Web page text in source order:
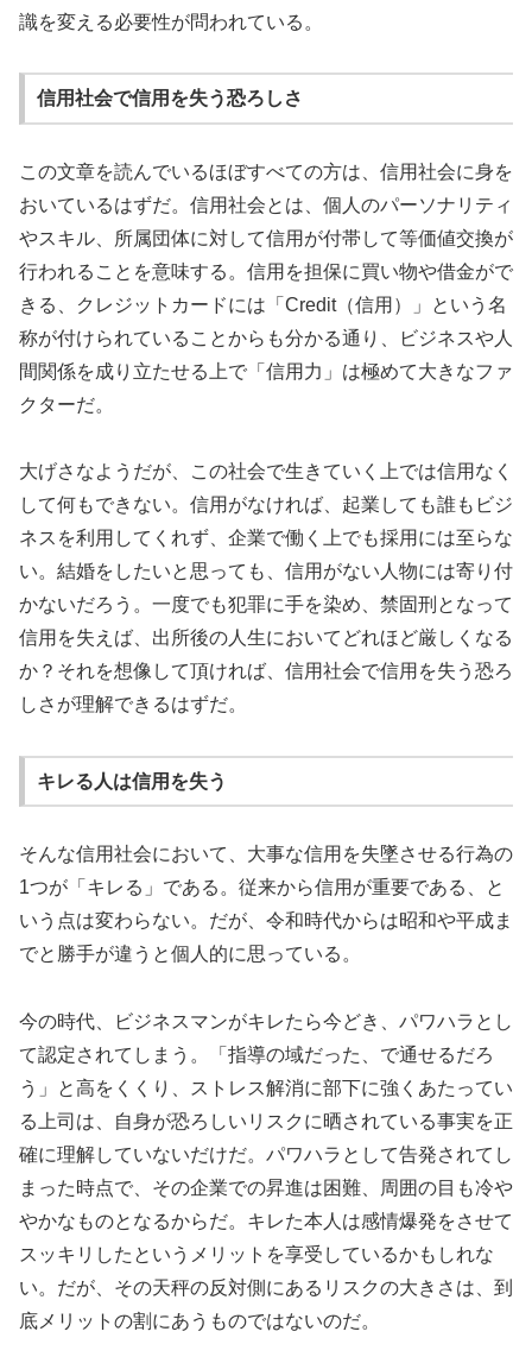
識を変える必要性が問われている。
信用社会で信用を失う恐ろしさ
この文章を読んでいるほぼすべての方は、信用社会に身を
おいているはずだ。信用社会とは、個人のパーソナリティ
やスキル、所属団体に対して信用が付帯して等価値交換が
行われることを意味する。信用を担保に買い物や借金がで
きる、クレジットカードには「Credit（信用）」という名
称が付けられていることからも分かる通り、ビジネスや人
間関係を成り立たせる上で「信用力」は極めて大きなファ
クターだ。
大げさなようだが、この社会で生きていく上では信用なく
して何もできない。信用がなければ、起業しても誰もビジ
ネスを利用してくれず、企業で働く上でも採用には至らな
い。結婚をしたいと思っても、信用がない人物には寄り付
かないだろう。一度でも犯罪に手を染め、禁固刑となって
信用を失えば、出所後の人生においてどれほど厳しくなる
か？それを想像して頂ければ、信用社会で信用を失う恐ろ
しさが理解できるはずだ。
キレる人は信用を失う
そんな信用社会において、大事な信用を失墜させる行為の
1つが「キレる」である。従来から信用が重要である、と
いう点は変わらない。だが、令和時代からは昭和や平成ま
でと勝手が違うと個人的に思っている。
今の時代、ビジネスマンがキレたら今どき、パワハラとし
て認定されてしまう。「指導の域だった、で通せるだろ
う」と高をくくり、ストレス解消に部下に強くあたってい
る上司は、自身が恐ろしいリスクに晒されている事実を正
確に理解していないだけだ。パワハラとして告発されてし
まった時点で、その企業での昇進は困難、周囲の目も冷や
やかなものとなるからだ。キレた本人は感情爆発をさせて
スッキリしたというメリットを享受しているかもしれな
い。だが、その天秤の反対側にあるリスクの大きさは、到
底メリットの割にあうものではないのだ。